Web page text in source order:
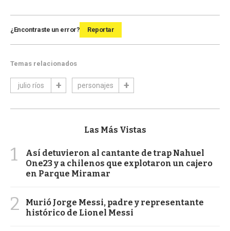
¿Encontraste un error? Reportar
Temas relacionados
julio ríos personajes
Las Más Vistas
1
Así detuvieron al cantante de trap Nahuel
One23 y a chilenos que explotaron un cajero
en Parque Miramar
2
Murió Jorge Messi, padre y representante
histórico de Lionel Messi